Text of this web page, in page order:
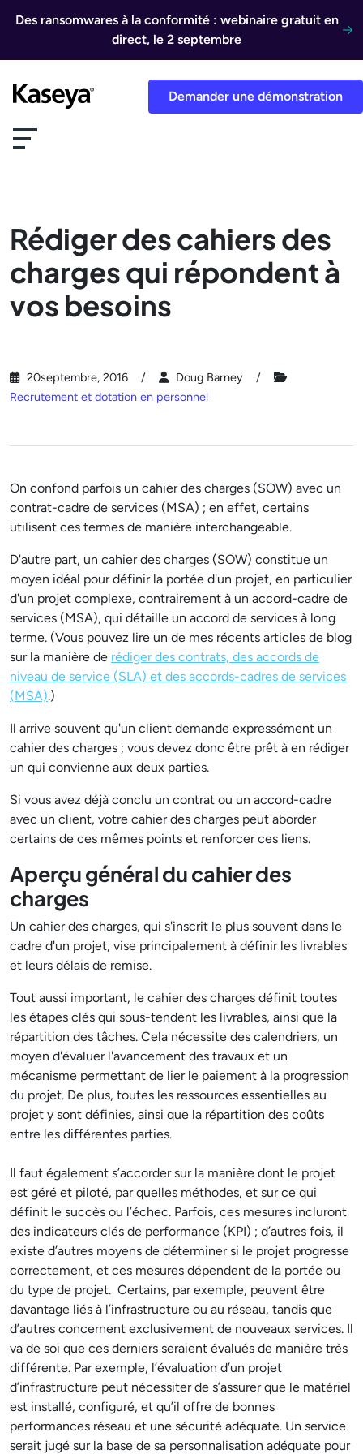
Des ransomwares à la conformité : webinaire gratuit en
direct, le 2 septembre
Demander une démonstration
Rédiger des cahiers des
charges qui répondent à
vos besoins
20septembre, 2016
Doug Barney
Recrutement et dotation en personnel
On confond parfois un cahier des charges (SOW) avec un
contrat-cadre de services (MSA) ; en effet, certains
utilisent ces termes de manière interchangeable.
D'autre part, un cahier des charges (SOW) constitue un
moyen idéal pour définir la portée d'un projet, en particulier
d'un projet complexe, contrairement à un accord-cadre de
services (MSA), qui détaille un accord de services à long
terme. (Vous pouvez lire un de mes récents articles de blog
sur la manière de rédiger des contrats, des accords de
niveau de service (SLA) et des accords-cadres de services
(MSA).)
Il arrive souvent qu'un client demande expressément un
cahier des charges ; vous devez donc être prêt à en rédiger
un qui convienne aux deux parties.
Si vous avez déjà conclu un contrat ou un accord-cadre
avec un client, votre cahier des charges peut aborder
certains de ces mêmes points et renforcer ces liens.
Aperçu général du cahier des
charges
Un cahier des charges, qui s'inscrit le plus souvent dans le
cadre d'un projet, vise principalement à définir les livrables
et leurs délais de remise.
Tout aussi important, le cahier des charges définit toutes
les étapes clés qui sous-tendent les livrables, ainsi que la
répartition des tâches. Cela nécessite des calendriers, un
moyen d'évaluer l'avancement des travaux et un
mécanisme permettant de lier le paiement à la progression
du projet. De plus, toutes les ressources essentielles au
projet y sont définies, ainsi que la répartition des coûts
entre les différentes parties.
Il faut également s’accorder sur la manière dont le projet
est géré et piloté, par quelles méthodes, et sur ce qui
définit le succès ou l’échec. Parfois, ces mesures incluront
des indicateurs clés de performance (KPI) ; d’autres fois, il
existe d’autres moyens de déterminer si le projet progresse
correctement, et ces mesures dépendent de la portée ou
du type de projet. Certains, par exemple, peuvent être
davantage liés à l’infrastructure ou au réseau, tandis que
d’autres concernent exclusivement de nouveaux services. Il
va de soi que ces derniers seraient évalués de manière très
différente. Par exemple, l’évaluation d’un projet
d’infrastructure peut nécessiter de s’assurer que le matériel
est installé, configuré, et qu’il offre de bonnes
performances réseau et une sécurité adéquate. Un service
serait jugé sur la base de sa personnalisation adéquate pour